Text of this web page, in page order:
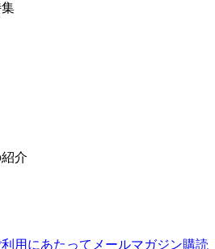
介
用にあたって メールマガジン購読